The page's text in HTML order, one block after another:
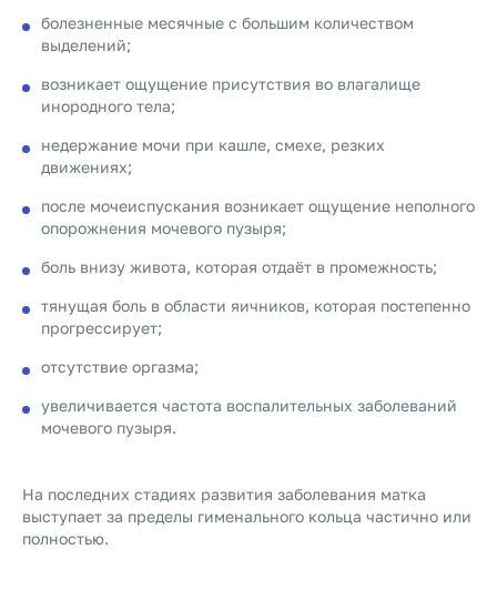
болезненные месячные с большим количеством
выделений;
возникает ощущение присутствия во влагалище
инородного тела;
недержание мочи при кашле, смехе, резких
движениях;
после мочеиспускания возникает ощущение неполного
опорожнения мочевого пузыря;
боль внизу живота, которая отдаёт в промежность;
тянущая боль в области яичников, которая постепенно
прогрессирует;
отсутствие оргазма;
увеличивается частота воспалительных заболеваний
мочевого пузыря.
На последних стадиях развития заболевания матка
выступает за пределы гименального кольца частично или
полностью.